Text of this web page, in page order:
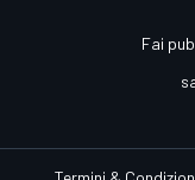
Fai